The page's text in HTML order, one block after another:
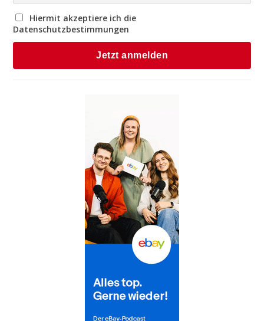
Hiermit akzeptiere ich die
Datenschutzbestimmungen